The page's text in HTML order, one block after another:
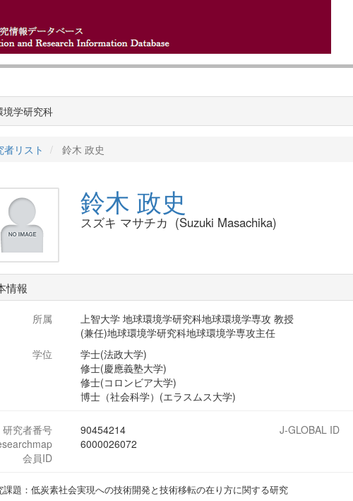
境学研究科
者リスト 鈴木 政史
鈴木 政史
スズキ マサチカ (Suzuki Masachika)
情報
所属
上智大学 地球環境学研究科地球環境学専攻 教授
(兼任)地球環境学研究科地球環境学専攻主任
学位
学士(法政大学)
修士(慶應義塾大学)
修士(コロンビア大学)
博士（社会科学）(エラスムス大学)
研究者番号 90454214 J-GLOBAL ID
会員ID
6000026072
課題：低炭素社会実現への技術開発と技術移転の在り方に関する研究